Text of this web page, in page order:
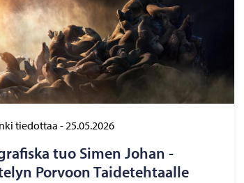
tiedottaa -25.05.2026
tuo Simen Johan -​
Por­voon Tai­de­teh­taal­le